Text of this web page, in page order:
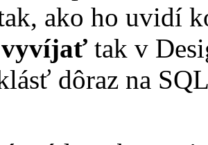
ako ho uvidí
vyvíjať tak v
dôraz na